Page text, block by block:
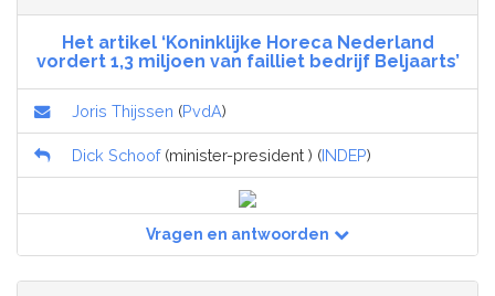
Het artikel ‘Koninklijke Horeca Nederland
vordert 1,3 miljoen van failliet bedrijf Beljaarts’
Joris Thijssen (PvdA)
Dick Schoof(minister-president ) (INDEP)
Vragen en antwoorden